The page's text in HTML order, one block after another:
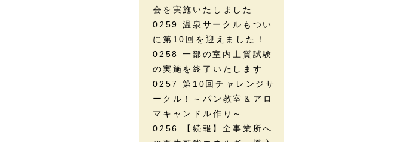
会を実施いたしました
0259 温泉サークルもつい
に第10回を迎えました！
0258 一部の室内土質試験
の実施を終了いたします
0257 第10回チャレンジサ
ークル！～パン教室＆アロ
マキャンドル作り～
0256 【続報】全事業所へ